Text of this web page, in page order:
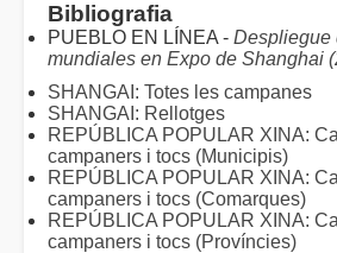
Bibliografia
PUEBLO EN LÍNEA - Despliegue
mundiales en Expo de Shanghai
SHANGAI: Totes les campanes
SHANGAI: Rellotges
REPÚBLICA POPULAR XINA:
campaners i tocs (Municipis)
REPÚBLICA POPULAR XINA:
campaners i tocs (Comarques)
REPÚBLICA POPULAR XINA:
campaners i tocs (Províncies)